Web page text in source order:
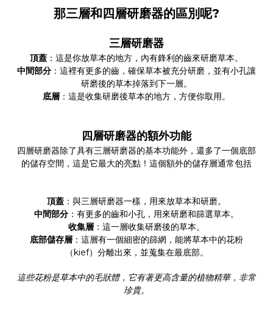
那三層和四層研磨器的區別呢?
三層研磨器
頂蓋 ：這是你放草本的地方，內有鋒利的齒來研磨草本。
中間部分 ：這裡有更多的齒，確保草本被充分研磨，並有小孔讓
研磨後的草本掉落到下一層。
底層 ：這是收集研磨後草本的地方，方便你取用。
四層研磨器的額外功能
四層研磨器除了具有三層研磨器的基本功能外，還多了一個底部
的儲存空間，這是它最大的亮點！這個額外的儲存層通常包括
頂蓋 ：與三層研磨器一樣，用來放草本和研磨。
中間部分 ：有更多的齒和小孔，用來研磨和篩選草本。
收集層 ：這一層收集研磨後的草本。
底部儲存層 ：這層有一個細密的篩網，能將草本中的花粉
（kief）分離出來，並蒐集在最底部。
這些花粉是草本中的毛狀體，它有著更高含量的植物精華，非常
珍貴。